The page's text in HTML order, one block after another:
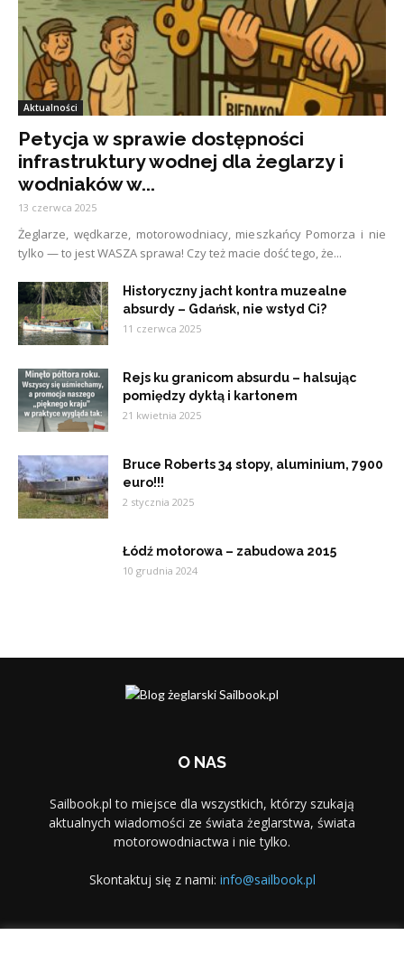
Aktualności
Petycja w sprawie dostępności
infrastruktury wodnej dla żeglarzy i
wodniaków w...
13 czerwca 2025
Żeglarze, wędkarze, motorowodniacy, mieszkańcy Pomorza i nie
tylko — to jest WASZA sprawa! Czy też macie dość tego, że...
Historyczny jacht kontra muzealne
absurdy – Gdańsk, nie wstyd Ci?
11 czerwca 2025
Rejs ku granicom absurdu – halsując
pomiędzy dyktą i kartonem
21 kwietnia 2025
Bruce Roberts 34 stopy, aluminium, 7900
euro!!!
2 stycznia 2025
Łódź motorowa – zabudowa 2015
10 grudnia 2024
O NAS
Sailbook.pl to miejsce dla wszystkich, którzy szukają
aktualnych wiadomości ze świata żeglarstwa, świata
motorowodniactwa i nie tylko.
Skontaktuj się z nami: info@sailbook.pl